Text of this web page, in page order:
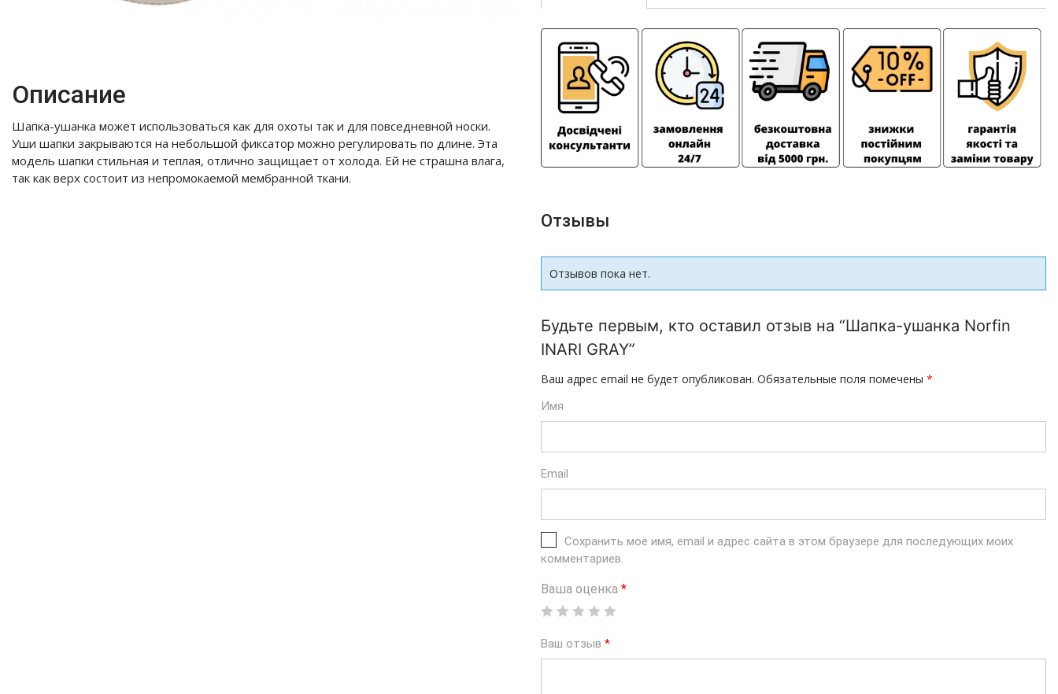
Описание
Шапка-ушанка может использоваться как для охоты так и для повседневной носки.
Уши шапки закрываются на небольшой фиксатор можно регулировать по длине. Эта
модель шапки стильная и теплая, отлично защищает от холода. Ей не страшна влага,
так как верх состоит из непромокаемой мембранной ткани.
Отзывы
Отзывов пока нет.
Будьте первым, кто оставил отзыв на “Шапка-ушанка Norfin
INARI GRAY”
Ваш адрес email не будет опубликован. Обязательные поля помечены *
Имя
Email
Сохранить моё имя, email и адрес сайта в этом браузере для последующих моих
комментариев.
Ваша оценка *
Ваш отзыв *